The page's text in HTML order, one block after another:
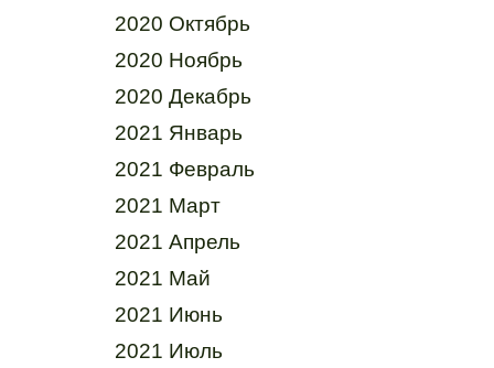
2020 Октябрь
2020 Ноябрь
2020 Декабрь
2021 Январь
2021 Февраль
2021 Март
2021 Апрель
2021 Май
2021 Июнь
2021 Июль